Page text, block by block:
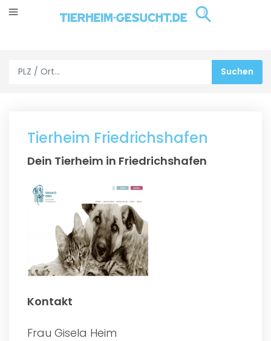
Tierheim Friedrichshafen
Dein Tierheim in Friedrichshafen
Kontakt
Frau Gisela Heim